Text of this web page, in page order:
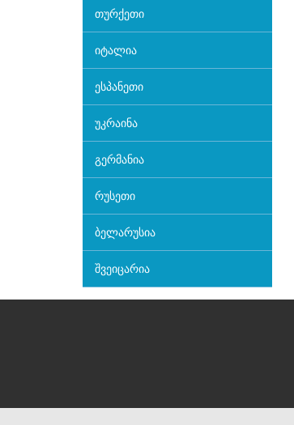
თურქეთი
იტალია
ესპანეთი
უკრაინა
გერმანია
რუსეთი
ბელარუსია
შვეიცარია